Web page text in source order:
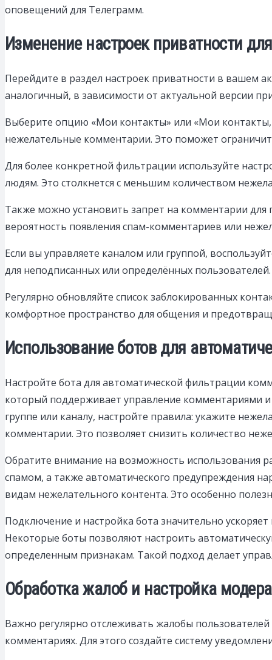
оповещений для Телеграмм.
Изменение настроек приватности
Перейдите в раздел настроек приватности в вашем
аналогичный, в зависимости от актуальной версии
Выберите опцию «Мои контакты» или «Мои контакты,
нежелательные комментарии. Это поможет
Для более конкретной фильтрации используйте
людям. Это столкнется с меньшим количеством
Также можно установить запрет на комментарии для
вероятность появления спам-комментариев или
Если вы управляете каналом или группой,
для неподписанных или определённых
Регулярно обновляйте список заблокированных
комфортное пространство для общения и
Использование ботов для
Настройте бота для автоматической фильтрации
который поддерживает управление комментариями
группе или каналу, настройте правила: укажите
комментарии. Это позволяет снизить количество
Обратите внимание на возможность использования
спамом, а также автоматического предупреждения
видам нежелательного контента. Это особенно
Подключение и настройка бота значительно
Некоторые боты позволяют настроить
определенным признакам. Такой подход делает
Обработка жалоб и настройка
Важно регулярно отслеживать жалобы
комментариях. Для этого создайте систему